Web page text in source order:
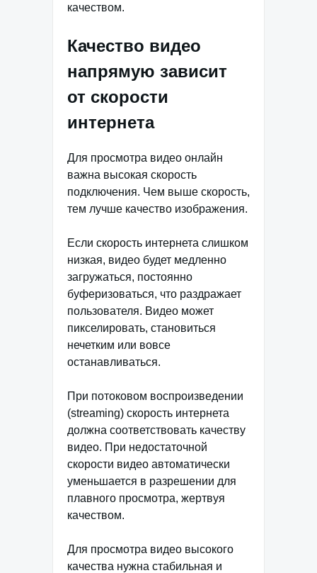
качеством.
Качество видео
напрямую зависит
от скорости
интернета
Для просмотра видео онлайн
важна высокая скорость
подключения. Чем выше скорость,
тем лучше качество изображения.
Если скорость интернета слишком
низкая, видео будет медленно
загружаться, постоянно
буферизоваться, что раздражает
пользователя. Видео может
пикселировать, становиться
нечетким или вовсе
останавливаться.
При потоковом воспроизведении
(streaming) скорость интернета
должна соответствовать качеству
видео. При недостаточной
скорости видео автоматически
уменьшается в разрешении для
плавного просмотра, жертвуя
качеством.
Для просмотра видео высокого
качества нужна стабильная и